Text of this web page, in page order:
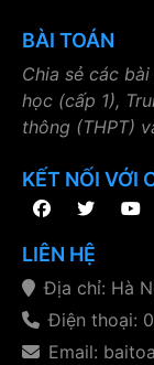
BÀI TOÁN
Chia sẻ các
học (cấp 1),
thông (THPT)
KẾT NỐI VỚI
LIÊN HỆ
Địa chỉ: Hà
Điện thoại:
Email: